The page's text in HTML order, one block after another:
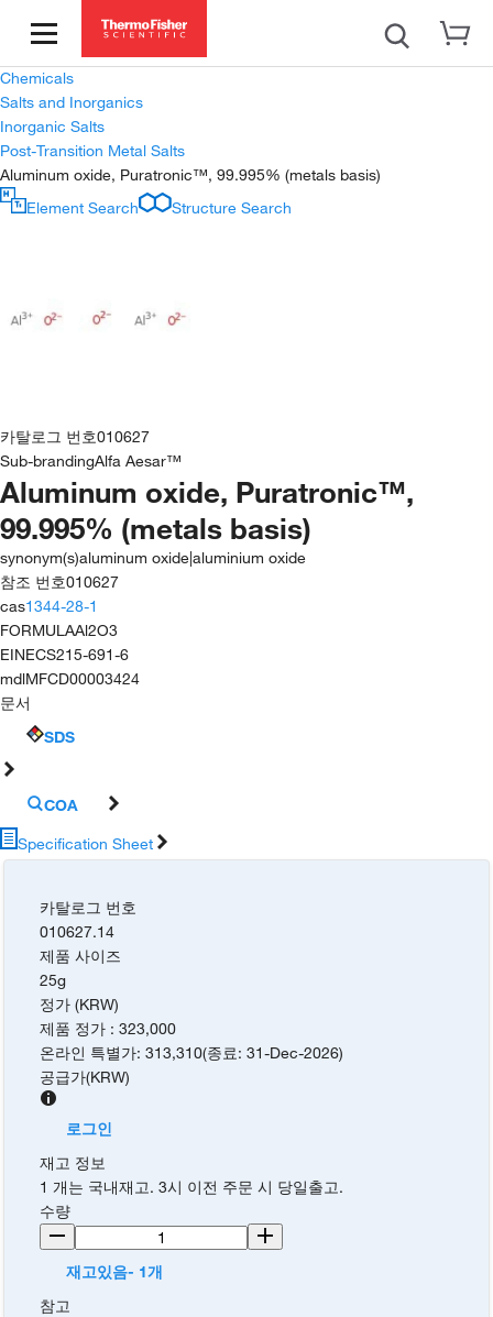
Chemicals
Salts and Inorganics
Inorganic Salts
Post-Transition Metal Salts
Aluminum oxide, Puratronic™, 99.995% (metals basis)
Element Search
Structure Search
카탈로그 번호010627
Sub-brandingAlfa Aesar™
Aluminum oxide, Puratronic™,
99.995% (metals basis)
synonym(s)aluminum oxide|aluminium oxide
참조 번호010627
cas1344-28-1
FORMULAAl2O3
EINECS215-691-6
mdlMFCD00003424
문서
SDS
COA
Specification Sheet
카탈로그 번호
010627.14
제품 사이즈
25g
정가 (KRW)
제품 정가 :323,000
온라인 특별가:313,310(종료:31-Dec-2026)
공급가(KRW)
로그인
재고 정보
1 개는 국내재고. 3시 이전 주문 시 당일출고.
수량
재고있음- 1개
참고